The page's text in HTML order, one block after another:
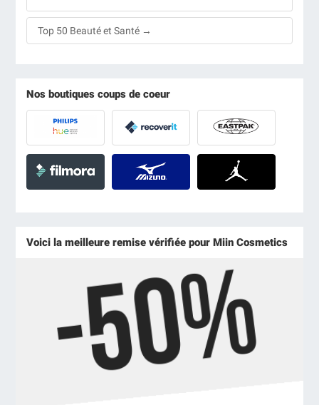
Top 50 Beauté et Santé →
Nos boutiques coups de coeur
Voici la meilleure remise vérifiée pour Miin Cosmetics